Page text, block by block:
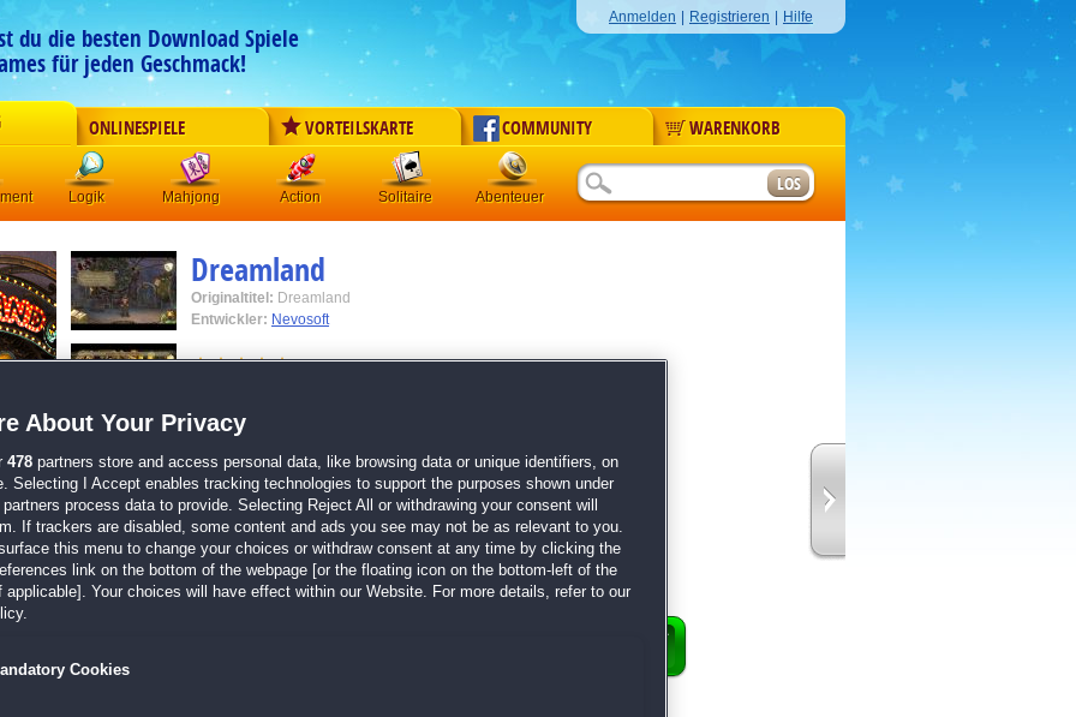
du die besten Download Spiele
für jeden Geschmack!
Anmelden Registrieren Hilfe
ONLINESPIELE VORTEILSKARTE COMMUNITY WARENKORB
Logik Mahjong Action Solitaire Abenteuer
Dreamland
Originaltitel: Dreamland
Entwickler: Nevosoft
Wimmelbild
schaurige Wimmelbilder
Einmalige Gruselatmosphäre und fesselnde Story
Entgehe tückischen Fallen und löse jede Menge kniffliger Rätsel
Von den Machern des großartigen Wimmelbild-HitsAkademie der
Magie 2!
About Your Privacy
478 partners store and access personal data, like browsing data or unique identifiers, on
Selecting I Accept enables tracking technologies to support the purposes shown under
process data to provide. Selecting Reject All or withdrawing your consent will
If trackers are disabled, some content and ads you see may not be as relevant to you.
this menu to change your choices or withdraw consent at any time by clicking the
link on the bottom of the webpage [or the floating icon on the bottom-left of the
applicable]. Your choices will have effect within our Website. For more details, refer to our
Cookies